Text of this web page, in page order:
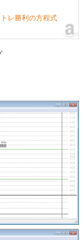
レ勝利の方程式